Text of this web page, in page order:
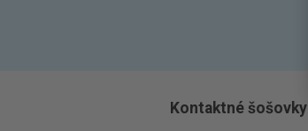
Kontaktné šošovky